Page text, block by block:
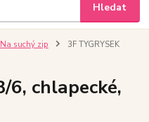
Hledat
Na suchý zip
3F TYGRYSEK
6, chlapecké,